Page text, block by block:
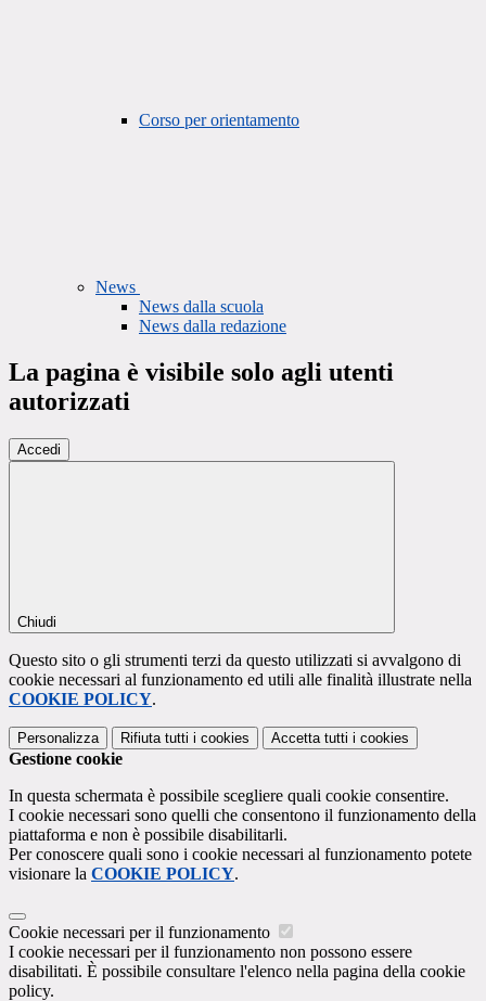
Corso per orientamento
News
News dalla scuola
News dalla redazione
La pagina è visibile solo agli utenti
autorizzati
Accedi
Chiudi
Questo sito o gli strumenti terzi da questo utilizzati si avvalgono di
cookie necessari al funzionamento ed utili alle finalità illustrate nella
COOKIE POLICY.
Personalizza Rifiuta tutti i cookies Accetta tutti i cookies
Gestione cookie
In questa schermata è possibile scegliere quali cookie consentire.
I cookie necessari sono quelli che consentono il funzionamento della
piattaforma e non è possibile disabilitarli.
Per conoscere quali sono i cookie necessari al funzionamento potete
visionare la COOKIE POLICY.
Cookie necessari per il funzionamento
I cookie necessari per il funzionamento non possono essere
disabilitati. È possibile consultare l'elenco nella pagina della cookie
policy.